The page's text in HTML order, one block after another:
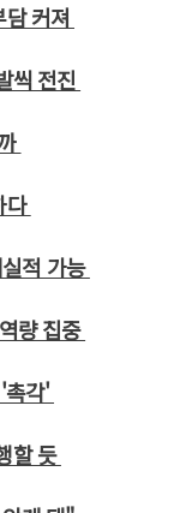
커져
씩 전진
다
적 가능
량 집중
촉각'
할 듯